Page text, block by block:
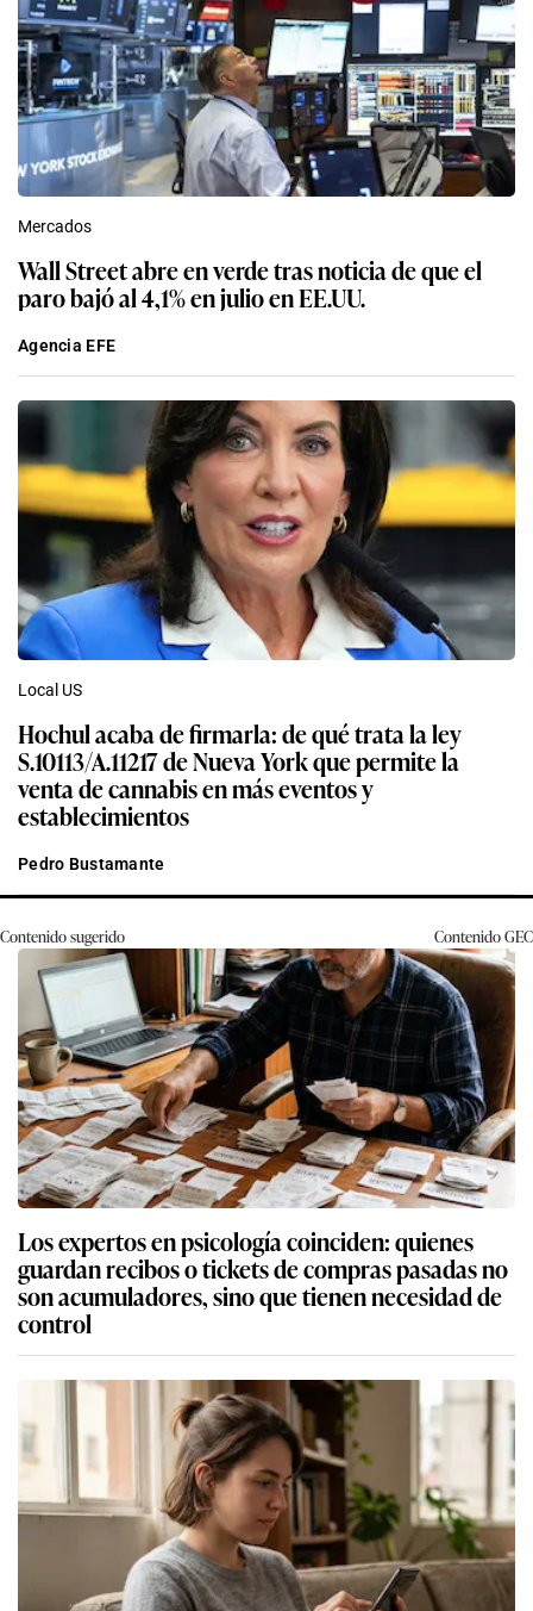
Mercados
Wall Street abre en verde tras noticia de que el
paro bajó al 4,1% en julio en EE.UU.
Agencia EFE
Local US
Hochul acaba de firmarla: de qué trata la ley
S.10113/A.11217 de Nueva York que permite la
venta de cannabis en más eventos y
establecimientos
Pedro Bustamante
Contenido sugerido ContenidoGEC
Los expertos en psicología coinciden: quienes
guardan recibos o tickets de compras pasadas no
son acumuladores, sino que tienen necesidad de
control